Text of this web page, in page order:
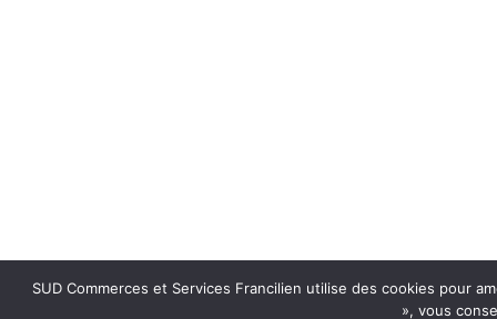
SUD Commerces et Services Francilien utilise des cookies pour
», vous